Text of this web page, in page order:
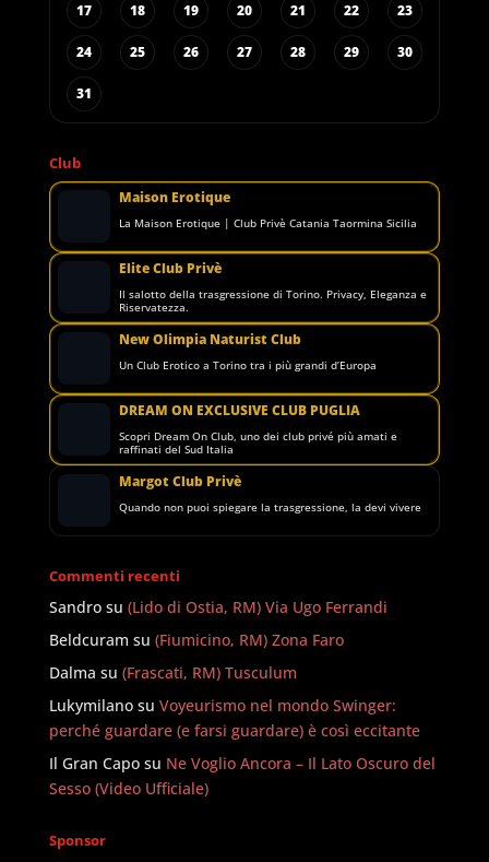
17 18 19 20 21 22 23
24 25 26 27 28 29 30
31
Club
Maison Erotique
La Maison Erotique | Club Privè Catania Taormina Sicilia
Elite Club Privè
Il salotto della trasgressione di Torino. Privacy, Eleganza e
Riservatezza.
New Olimpia Naturist Club
Un Club Erotico a Torino tra i più grandi d’Europa
DREAM ON EXCLUSIVE CLUB PUGLIA
Scopri Dream On Club, uno dei club privé più amati e
raffinati del Sud Italia
Margot Club Privè
Quando non puoi spiegare la trasgressione, la devi vivere
Commenti recenti
Sandrosu (Lido di Ostia, RM) Via Ugo Ferrandi
Beldcuram su (Fiumicino, RM) Zona Faro
Dalma su (Frascati, RM) Tusculum
Lukymilanosu Voyeurismo nel mondo Swinger:
perché guardare (e farsi guardare) è così eccitante
Il Gran Caposu Ne Voglio Ancora – Il Lato Oscuro del
Sesso (Video Ufficiale)
Sponsor